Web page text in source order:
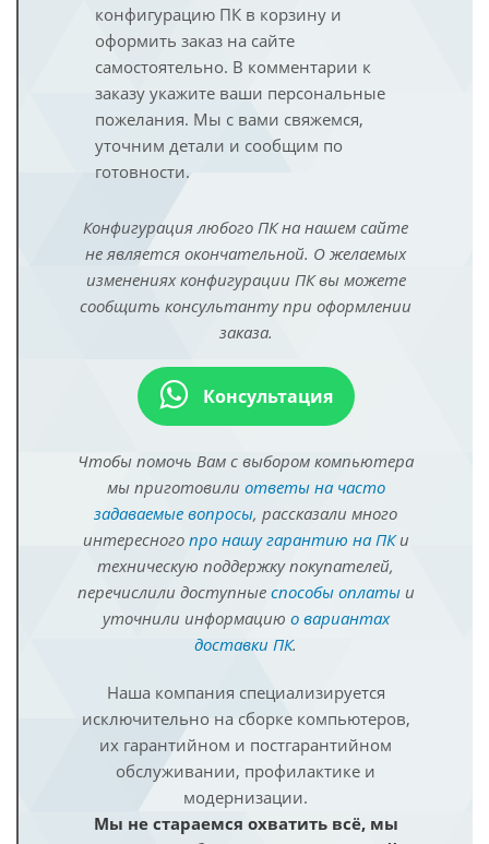
конфигурацию ПК в корзину и
оформить заказ на сайте
самостоятельно. В комментарии к
заказу укажите ваши персональные
пожелания. Мы с вами свяжемся,
уточним детали и сообщим по
готовности.
Конфигурация любого ПК на нашем сайте
не является окончательной. О желаемых
изменениях конфигурации ПК вы можете
сообщить консультанту при оформлении
заказа.
Консультация
Чтобы помочь Вам с выбором компьютера
мы приготовили ответы на часто
задаваемые вопросы, рассказали много
интересного про нашу гарантию на ПКи
техническую поддержку покупателей,
перечислили доступные способы оплатыи
уточнили информацию о вариантах
доставки ПК.
Наша компания специализируется
исключительно на сборке компьютеров,
их гарантийном и постгарантийном
обслуживании, профилактике и
модернизации.
Мы не стараемся охватить всё, мы